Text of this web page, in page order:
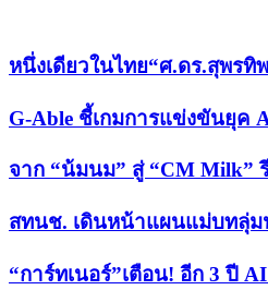
หนึ่งเดียวในไทย“ศ.ดร.สุพร
G-Able ชี้เกมการแข่งขันยุค
จาก “น้มนม” สู่ “CM
สทนช. เดินหน้าแผนแม่บทลุ่ม
“การ์ทเนอร์”เตือน! อีก 3 ปี